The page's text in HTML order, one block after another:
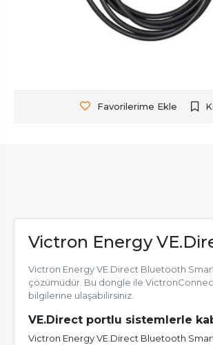
Favorilerime Ekle
Victron Energy
Victron Energy VE.Direct Bluetooth
çözümüdür. Bu dongle ile
bilgilerine ulaşabilirsiniz.
VE.Direct portlu sistemlerle
Victron Energy VE.Direct Bluetooth